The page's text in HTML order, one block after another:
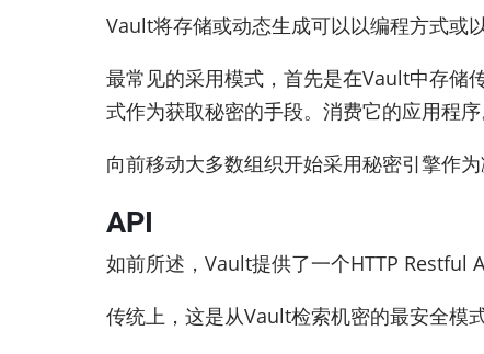
Vault将存储或动态生成可以以编程方式或
最常见的采用模式，首先是在Vault中存储
式作为获取秘密的手段。消费它的应用程序
向前移动大多数组织开始采用秘密引擎作
API
如前所述，Vault提供了一个HTTP Restful
传统上，这是从Vault检索机密的最安全模